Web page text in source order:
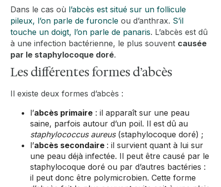
Dans le cas où l’abcès est situé sur un follicule
pileux, l’on parle de furoncle ou d’anthrax. S’il
touche un doigt, l’on parle de panaris. L’abcès est dû
à une infection bactérienne, le plus souvent causée
par le staphylocoque doré.
Les différentes formes d’abcès
Il existe deux formes d’abcès :
l’abcès primaire : il apparaît sur une peau
saine, parfois autour d’un poil. Il est dû au
staphylococcus aureus(staphylocoque doré) ;
l’abcès secondaire : il survient quant à lui sur
une peau déjà infectée. Il peut être causé par le
staphylocoque doré ou par d’autres bactéries :
il peut donc être polymicrobien. Cette forme